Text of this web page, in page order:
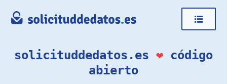
solicituddedatos.es ❤ código
abierto